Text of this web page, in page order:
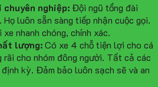
nghiệp: Đội ngũ tổng đài
luôn sẵn sàng tiếp nhận cuộc gọi.
nhanh chóng, chính xác.
lượng:Có xe 4 chỗ tiện lợi cho cá
rãi cho nhóm đông người. Tất cả các
kỳ. Đảm bảo luôn sạch sẽ và an